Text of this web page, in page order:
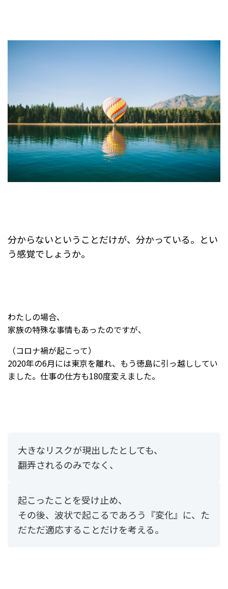
分からないということだけが、分かっている。とい
う感覚でしょうか。
わたしの場合、
家族の特殊な事情もあったのですが、
（コロナ禍が起こって）
2020年の6月には東京を離れ、もう徳島に引っ越ししてい
ました。仕事の仕方も180度変えました。
大きなリスクが現出したとしても、
翻弄されるのみでなく、
起こったことを受け止め、
その後、波状で起こるであろう『変化』に、 た
だただ適応することだけを考える。